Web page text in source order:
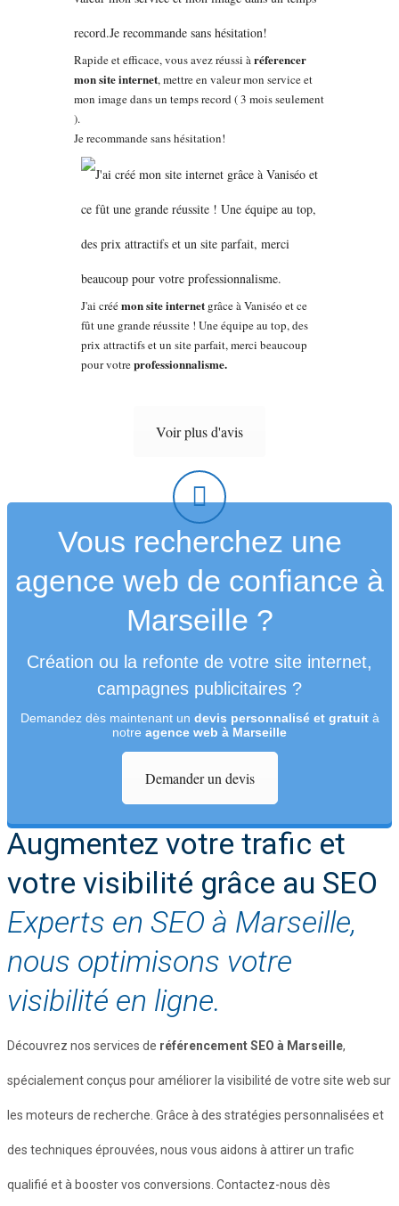
Rapide et efficace, vous avez réussi àréferencer
mon site internet, mettre en valeur mon service et
mon image dans un temps record ( 3 mois seulement
).
Je recommande sans hésitation!
J'ai créémon site internet grâce à Vaniséo et ce
fût une grande réussite ! Une équipe au top, des
prix attractifs et un site parfait, merci beaucoup
pour votreprofessionnalisme.
Voir plus d'avis
Vous recherchez une
agence web de confiance à
Marseille ?
Création ou la refonte de votre site internet,
campagnes publicitaires ?
Demandez dès maintenant un devis personnalisé et gratuità
notre agence web à Marseille
Demander un devis
Augmentez votre trafic et
votre visibilité grâce au SEO
Experts en SEO à Marseille,
nous optimisons votre
visibilité en ligne.
Découvrez nos services de référencement SEO à Marseille,
spécialement conçus pour améliorer la visibilité de votre site web sur
les moteurs de recherche. Grâce à des stratégies personnalisées et
des techniques éprouvées, nous vous aidons à attirer un trafic
qualifié et à booster vos conversions. Contactez-nous dès